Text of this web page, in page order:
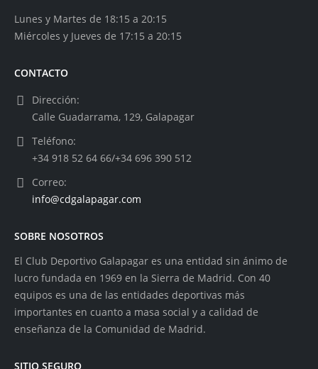
Lunes y Martes de 18:15 a 20:15
Miércoles y Jueves de 17:15 a 20:15
CONTACTO
Dirección:
Calle Guadarrama, 129, Galapagar
Teléfono:
+34 918 52 64 66/+34 696 390 512
Correo:
info@cdgalapagar.com
SOBRE NOSOTROS
El Club Deportivo Galapagar es una entidad sin ánimo de
lucro fundada en 1969 en la Sierra de Madrid. Con 40
equipos es una de las entidades deportivas más
importantes en cuanto a masa social y a calidad de
enseñanza de la Comunidad de Madrid.
SITIO SEGURO